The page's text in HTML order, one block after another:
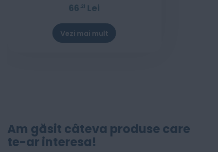
66 21 Lei
Vezi mai mult
Am găsit câteva produse care
te-ar interesa!